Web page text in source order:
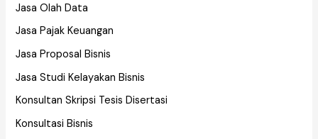
Jasa Olah Data
Jasa Pajak Keuangan
Jasa Proposal Bisnis
Jasa Studi Kelayakan Bisnis
Konsultan Skripsi Tesis Disertasi
Konsultasi Bisnis